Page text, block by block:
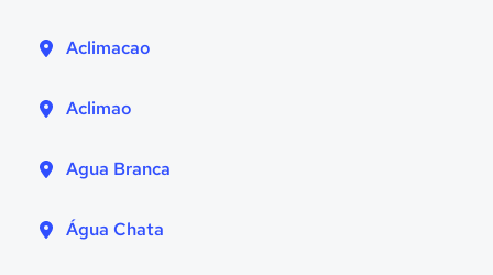
Aclimacao
Aclimao
Agua Branca
Água Chata